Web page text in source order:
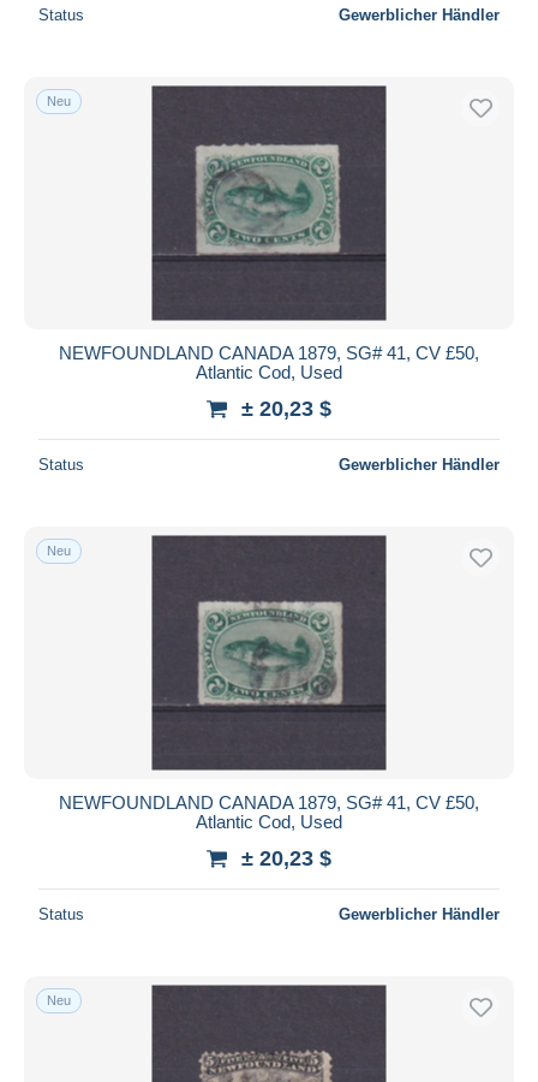
Status Gewerblicher Händler
Neu
NEWFOUNDLAND CANADA 1879, SG# 41, CV £50,
Atlantic Cod, Used
± 20,23 $
Status Gewerblicher Händler
Neu
NEWFOUNDLAND CANADA 1879, SG# 41, CV £50,
Atlantic Cod, Used
± 20,23 $
Status Gewerblicher Händler
Neu